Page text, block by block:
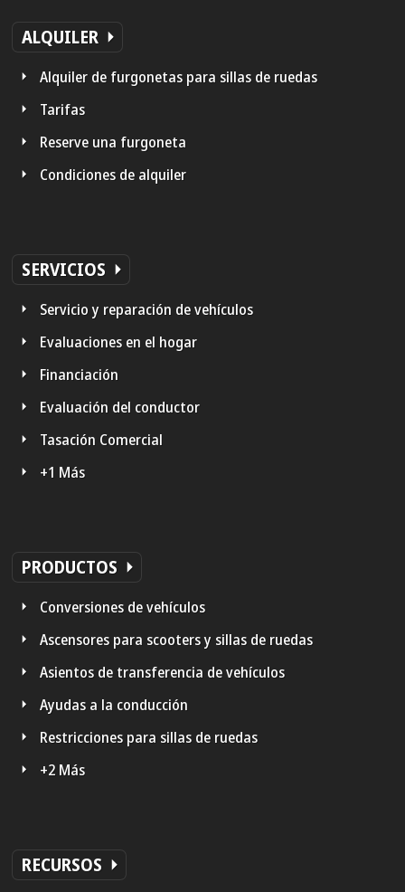
ALQUILER
Alquiler de furgonetas para sillas de ruedas
Tarifas
Reserve una furgoneta
Condiciones de alquiler
SERVICIOS
Servicio y reparación de vehículos
Evaluaciones en el hogar
Financiación
Evaluación del conductor
Tasación Comercial
+1 Más
PRODUCTOS
Conversiones de vehículos
Ascensores para scooters y sillas de ruedas
Asientos de transferencia de vehículos
Ayudas a la conducción
Restricciones para sillas de ruedas
+2 Más
RECURSOS